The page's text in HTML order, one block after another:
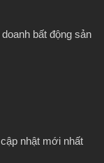
bất động sản
nhật mới nhất